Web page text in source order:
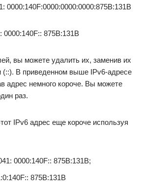
0000:140F:0000:0000:0000:875B:131B
0000:140F:: 875B:131B
вы можете удалить их, заменив их
(::). В приведенном выше IPv6-адресе
адрес немного короче. Вы можете
раз.
IPv6 адрес еще короче используя
0000:140F:: 875B:131B;
875B:131B